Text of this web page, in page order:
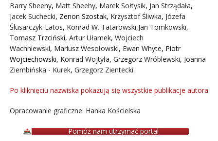
Barry Sheehy, Matt Sheehy, Marek Sołtysik, Jan Strządała,
Jacek Suchecki, Zenon Szostak, Krzysztof Śliwka, Józefa
Ślusarczyk-Latos, Konrad W. Tatarowski,Jan Tomkowski,
Tomasz Trzciński, Artur Ułamek, Wojciech
Wachniewski, Mariusz Wesołowski, Ewan Whyte, Piotr
Wojciechowski, Konrad Wojtyła, Grzegorz Wróblewski, Joanna
Ziembińska - Kurek, Grzegorz Zientecki
Po kliknięciu nazwiska pokazują się wszystkie publikacje autora
Opracowanie graficzne: Hanka Kościelska
Pomóż nam utrzymać portal